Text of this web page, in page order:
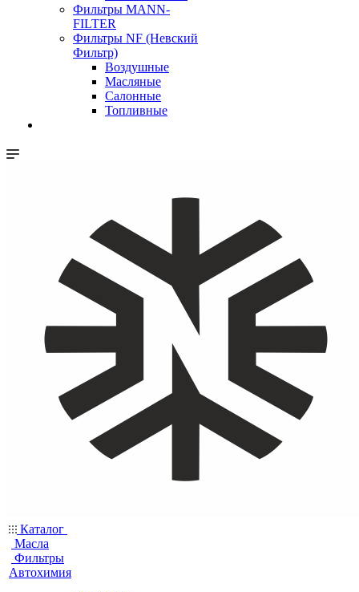
Фильтры MANN-
FILTER
Фильтры NF (Невский
Фильтр)
Воздушные
Масляные
Салонные
Топливные
Каталог
Масла
Фильтры
Автохимия